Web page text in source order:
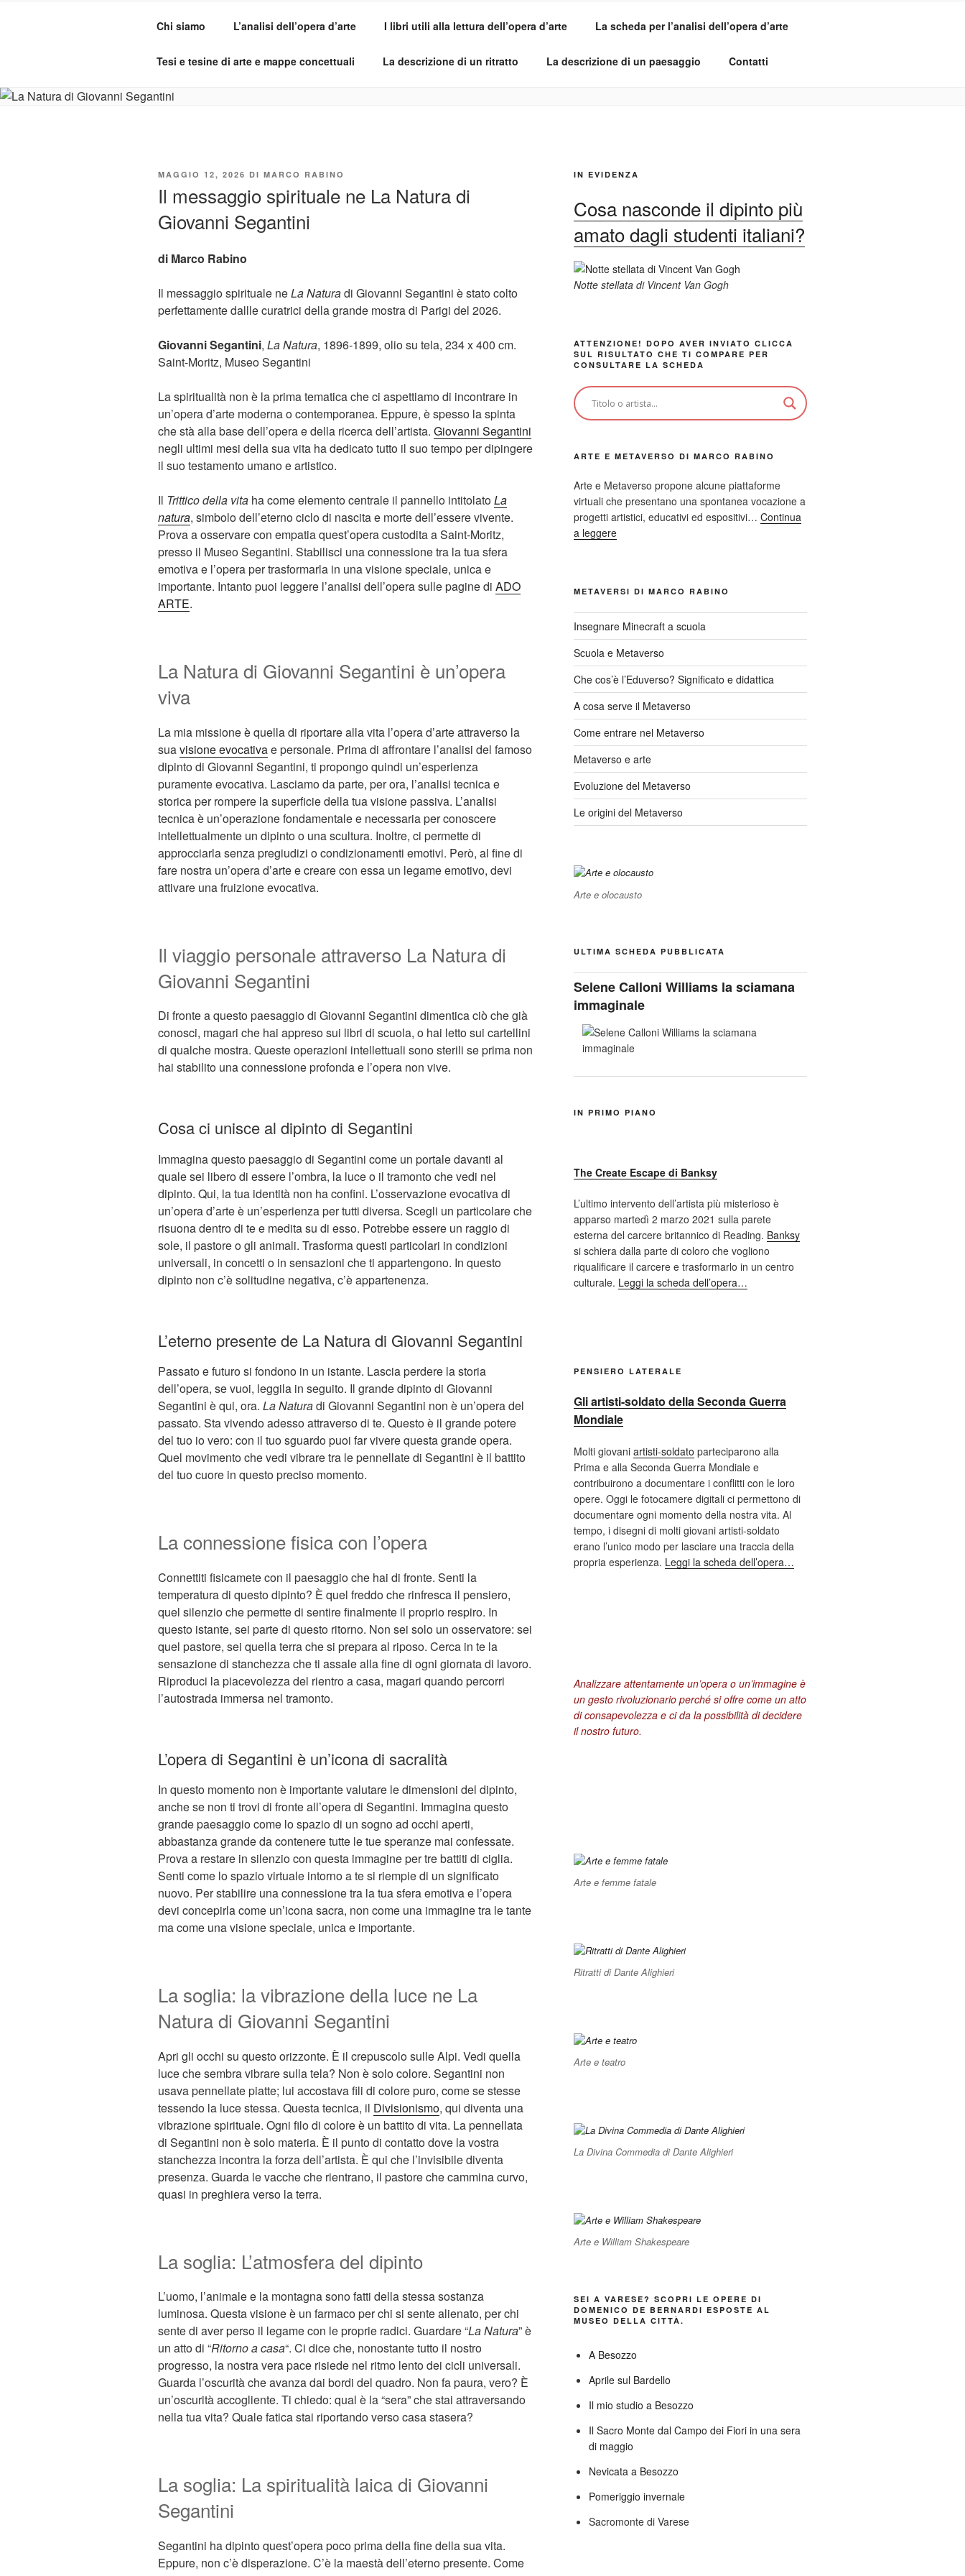
ADO ANALISI DELL'OPERA
Osservare le opere d'arte per capirle e imparare ad amarle
Chi siamo L’analisi dell’opera d’arte I libri utili alla lettura dell’opera d’arte La scheda per l’analisi dell’opera d’arte
Tesi e tesine di arte e mappe concettuali La descrizione di un ritratto La descrizione di un paesaggio Contatti
PUBBLICATO
MAGGIO 12, 2026 DI MARCO RABINO
Il messaggio spirituale ne La Natura di
Giovanni Segantini
di Marco Rabino
Il messaggio spirituale neLa Naturadi Giovanni Segantini è stato colto
perfettamente dallle curatrici della grande mostra di Parigi del 2026.
Giovanni Segantini, La Natura, 1896-1899, olio su tela, 234 x 400 cm.
Saint-Moritz, Museo Segantini
La spiritualità non è la prima tematica che ci aspettiamo di incontrare in
un’opera d’arte moderna o contemporanea. Eppure, è spesso la spinta
che stà alla base dell’opera e della ricerca dell’artista. Giovanni Segantini
negli ultimi mesi della sua vita ha dedicato tutto il suo tempo per dipingere
il suo testamento umano e artistico.
Il Trittico della vita ha come elemento centrale il pannello intitolatoLa
natura, simbolo dell’eterno ciclo di nascita e morte dell’essere vivente.
Prova a osservare con empatia quest’opera custodita a Saint-Moritz,
presso il Museo Segantini. Stabilisci una connessione tra la tua sfera
emotiva e l’opera per trasformarla in una visione speciale, unica e
importante. Intanto puoi leggere l’analisi dell’opera sulle pagine di ADO
ARTE.
La Natura di Giovanni Segantini è un’opera
viva
La mia missione è quella di riportare alla vita l’opera d’arte attraverso la
suavisione evocativae personale. Prima di affrontare l’analisi del famoso
dipinto di Giovanni Segantini, ti propongo quindi un’esperienza
puramente evocativa. Lasciamo da parte, per ora, l’analisi tecnica e
storica per rompere la superficie della tua visione passiva. L’analisi
tecnica è un’operazione fondamentale e necessaria per conoscere
intellettualmente un dipinto o una scultura. Inoltre, ci permette di
approcciarla senza pregiudizi o condizionamenti emotivi. Però, al fine di
fare nostra un’opera d’arte e creare con essa un legame emotivo, devi
attivare una fruizione evocativa.
Il viaggio personale attraverso La Natura di
Giovanni Segantini
Di fronte a questo paesaggio di Giovanni Segantini dimentica ciò che già
conosci, magari che hai appreso sui libri di scuola, o hai letto sui cartellini
di qualche mostra. Queste operazioni intellettuali sono sterili se prima non
hai stabilito una connessione profonda e l’opera non vive.
Cosa ci unisce al dipinto di Segantini
Immagina questo paesaggio di Segantini come un portale davanti al
quale sei libero di essere l’ombra, la luce o il tramonto che vedi nel
dipinto. Qui, la tua identità non ha confini. L’osservazione evocativa di
un’opera d’arte è un’esperienza per tutti diversa. Scegli un particolare che
risuona dentro di te e medita su di esso. Potrebbe essere un raggio di
sole, il pastore o gli animali. Trasforma questi particolari in condizioni
universali, in concetti o in sensazioni che ti appartengono. In questo
dipinto non c’è solitudine negativa, c’è appartenenza.
L’eterno presente de La Natura di Giovanni Segantini
Passato e futuro si fondono in un istante. Lascia perdere la storia
dell’opera, se vuoi, leggila in seguito. Il grande dipinto di Giovanni
Segantini è qui, ora. La Naturadi Giovanni Segantini non è un’opera del
passato. Sta vivendo adesso attraverso di te. Questo è il grande potere
del tuo io vero: con il tuo sguardo puoi far vivere questa grande opera.
Quel movimento che vedi vibrare tra le pennellate di Segantini è il battito
del tuo cuore in questo preciso momento.
La connessione fisica con l’opera
Connettiti fisicamete con il paesaggio che hai di fronte. Senti la
temperatura di questo dipinto? È quel freddo che rinfresca il pensiero,
quel silenzio che permette di sentire finalmente il proprio respiro. In
questo istante, sei parte di questo ritorno. Non sei solo un osservatore: sei
quel pastore, sei quella terra che si prepara al riposo. Cerca in te la
sensazione di stanchezza che ti assale alla fine di ogni giornata di lavoro.
Riproduci la piacevolezza del rientro a casa, magari quando percorri
l’autostrada immersa nel tramonto.
L’opera di Segantini è un’icona di sacralità
In questo momento non è importante valutare le dimensioni del dipinto,
anche se non ti trovi di fronte all’opera di Segantini. Immagina questo
grande paesaggio come lo spazio di un sogno ad occhi aperti,
abbastanza grande da contenere tutte le tue speranze mai confessate.
Prova a restare in silenzio con questa immagine per tre battiti di ciglia.
Senti come lo spazio virtuale intorno a te si riempie di un significato
nuovo. Per stabilire una connessione tra la tua sfera emotiva e l’opera
devi concepirla come un’icona sacra, non come una immagine tra le tante
ma come una visione speciale, unica e importante.
La soglia: la vibrazione della luce ne La
Natura di Giovanni Segantini
Apri gli occhi su questo orizzonte. È il crepuscolo sulle Alpi. Vedi quella
luce che sembra vibrare sulla tela? Non è solo colore. Segantini non
usava pennellate piatte; lui accostava fili di colore puro, come se stesse
tessendo la luce stessa. Questa tecnica, il Divisionismo, qui diventa una
vibrazione spirituale. Ogni filo di colore è un battito di vita. La pennellata
di Segantini non è solo materia. È il punto di contatto dove la vostra
stanchezza incontra la forza dell’artista. È qui che l’invisibile diventa
presenza. Guarda le vacche che rientrano, il pastore che cammina curvo,
quasi in preghiera verso la terra.
La soglia: L’atmosfera del dipinto
L’uomo, l’animale e la montagna sono fatti della stessa sostanza
luminosa. Questa visione è un farmaco per chi si sente alienato, per chi
sente di aver perso il legame con le proprie radici. Guardare “La Natura” è
un atto di “Ritorno a casa“. Ci dice che, nonostante tutto il nostro
progresso, la nostra vera pace risiede nel ritmo lento dei cicli universali.
Guarda l’oscurità che avanza dai bordi del quadro. Non fa paura, vero? È
un’oscurità accogliente. Ti chiedo: qual è la “sera” che stai attraversando
nella tua vita? Quale fatica stai riportando verso casa stasera?
La soglia: La spiritualità laica di Giovanni
Segantini
Segantini ha dipinto quest’opera poco prima della fine della sua vita.
Eppure, non c’è disperazione. C’è la maestà dell’eterno presente. Come
IN EVIDENZA
Cosa nasconde il dipinto più
amato dagli studenti italiani?
Notte stellata di Vincent Van Gogh
ATTENZIONE! DOPO AVER INVIATO CLICCA
SUL RISULTATO CHE TI COMPARE PER
CONSULTARE LA SCHEDA
ARTE E METAVERSO DI MARCO RABINO
Arte e Metaverso propone alcune piattaforme
virtuali che presentano una spontanea vocazione a
progetti artistici, educativi ed espositivi… Continua
a leggere
METAVERSI DI MARCO RABINO
Insegnare Minecraft a scuola
Scuola e Metaverso
Che cos’è l’Eduverso? Significato e didattica
A cosa serve il Metaverso
Come entrare nel Metaverso
Metaverso e arte
Evoluzione del Metaverso
Le origini del Metaverso
Arte e olocausto
ULTIMA SCHEDA PUBBLICATA
Selene Calloni Williams la sciamana
immaginale
IN PRIMO PIANO
The Create Escape di Banksy
L’ultimo intervento dell’artista più misterioso è
apparso martedì 2 marzo 2021 sulla parete
esterna del carcere britannico di Reading. Banksy
si schiera dalla parte di coloro che vogliono
riqualificare il carcere e trasformarlo in un centro
culturale. Leggi la scheda dell’opera…
PENSIERO LATERALE
Gli artisti-soldato della Seconda Guerra
Mondiale
Molti giovani artisti-soldato parteciparono alla
Prima e alla Seconda Guerra Mondiale e
contribuirono a documentare i conflitti con le loro
opere. Oggi le fotocamere digitali ci permettono di
documentare ogni momento della nostra vita. Al
tempo, i disegni di molti giovani artisti-soldato
erano l’unico modo per lasciare una traccia della
propria esperienza. Leggi la scheda dell’opera…
Analizzare attentamente un’opera o un’immagine è
un gesto rivoluzionario perché si offre come un atto
di consapevolezza e ci da la possibilità di decidere
il nostro futuro.
Arte e femme fatale
Ritratti di Dante Alighieri
Arte e teatro
La Divina Commedia di Dante Alighieri
Arte e William Shakespeare
SEI A VARESE? SCOPRI LE OPERE DI
DOMENICO DE BERNARDI ESPOSTE AL
MUSEO DELLA CITTÀ.
A Besozzo
Aprile sul Bardello
Il mio studio a Besozzo
Il Sacro Monte dal Campo dei Fiori in una sera
di maggio
Nevicata a Besozzo
Pomeriggio invernale
Sacromonte di Varese